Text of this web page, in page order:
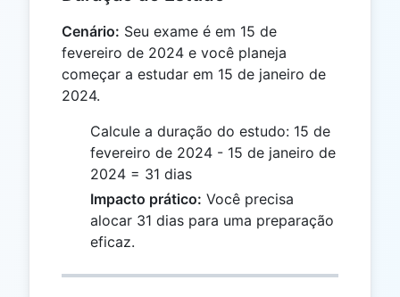
Cenário: Seu exame é em 15 de
fevereiro de 2024 e você planeja
começar a estudar em 15 de janeiro de
2024.
Calcule a duração do estudo: 15 de
fevereiro de 2024 - 15 de janeiro de
2024 = 31 dias
Impacto prático: Você precisa
alocar 31 dias para uma preparação
eficaz.